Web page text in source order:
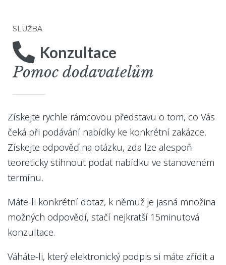
SLUŽBA
Konzultace
Pomoc dodavatelům
Získejte rychle rámcovou představu o tom, co Vás
čeká při podávání nabídky ke konkrétní zakázce.
Získejte odpověď na otázku, zda lze alespoň
teoreticky stihnout podat nabídku ve stanoveném
termínu.
Máte-li konkrétní dotaz, k němuž je jasná množina
možných odpovědí, stačí nejkratší 15minutová
konzultace.
Váháte-li, který elektronický podpis si máte zřídit a